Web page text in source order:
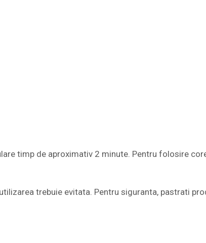
timp de aproximativ 2 minute. Pentru folosire
trebuie evitata. Pentru siguranta, pastrati